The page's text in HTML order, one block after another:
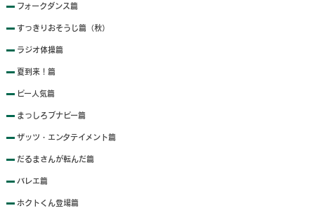
フォークダンス篇
すっきりおそうじ篇（秋）
ラジオ体操篇
夏到来！篇
ピー人気篇
まっしろブナピー篇
ザッツ・エンタテイメント篇
だるまさんが転んだ篇
バレエ篇
ホクトくん登場篇